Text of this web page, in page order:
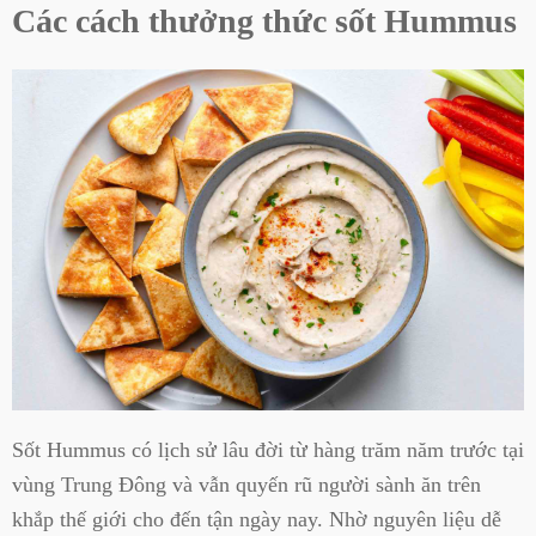
Các cách thưởng thức sốt Hummus
Sốt Hummus có lịch sử lâu đời từ hàng trăm năm trước tại
vùng Trung Đông và vẫn quyến rũ người sành ăn trên
khắp thế giới cho đến tận ngày nay. Nhờ nguyên liệu dễ